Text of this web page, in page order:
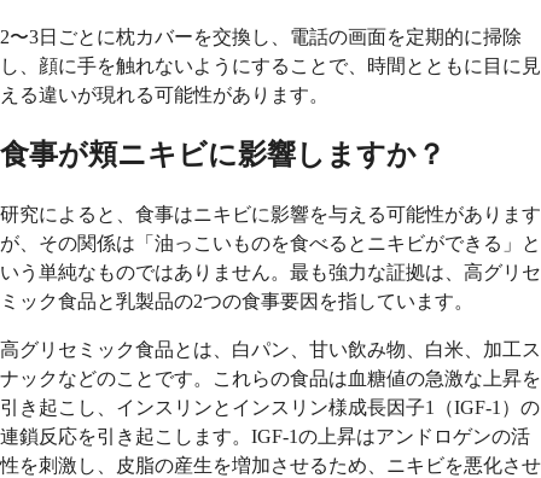
2〜3日ごとに枕カバーを交換し、電話の画面を定期的に掃除
し、顔に手を触れないようにすることで、時間とともに目に見
える違いが現れる可能性があります。
食事が頬ニキビに影響しますか？
研究によると、食事はニキビに影響を与える可能性があります
が、その関係は「油っこいものを食べるとニキビができる」と
いう単純なものではありません。最も強力な証拠は、高グリセ
ミック食品と乳製品の2つの食事要因を指しています。
高グリセミック食品とは、白パン、甘い飲み物、白米、加工ス
ナックなどのことです。これらの食品は血糖値の急激な上昇を
引き起こし、インスリンとインスリン様成長因子1（IGF-1）の
連鎖反応を引き起こします。IGF-1の上昇はアンドロゲンの活
性を刺激し、皮脂の産生を増加させるため、ニキビを悪化させ